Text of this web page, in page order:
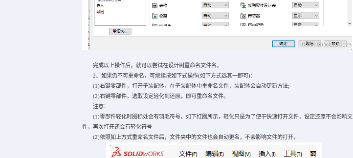
完成以上操作后，就可以尝试在设计树重命名文件名。
2、如果仍不可重命名，可继续按如下式操作(如下方式选其一即可)：
(1)右键零部件，打开子装配体，在子装配体中重命名文件，装配体会自动更新方法;
(2)右键零部件，选取设定轻化到还原，即可重命名文件。
注意：
(1)零部件轻化时图标处会有羽毛符号，如下红圈所示，轻化只是为了便于快速打开文件，设定还原不会影响文
件，再次打开还会有轻化符号
(2)依照如上方式重命名文件后，文件夹中的文件也会自动更名，不会影响文件的打开，